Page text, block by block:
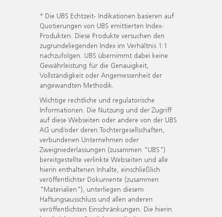
* Die UBS Echtzeit- Indikationen basieren auf
Quotierungen von UBS emittierten Index-
Produkten. Diese Produkte versuchen den
zugrundeliegenden Index im Verhältnis 1:1
nachzufolgen. UBS übernimmt dabei keine
Gewährleistung für die Genauigkeit,
Vollständigkeit oder Angemessenheit der
angewandten Methodik.
Wichtige rechtliche und regulatorische
Informationen. Die Nutzung und der Zugriff
auf diese Webseiten oder andere von der UBS
AG und/oder deren Tochtergesellschaften,
verbundenen Unternehmen oder
Zweigniederlassungen (zusammen "UBS")
bereitgestellte verlinkte Webseiten und alle
hierin enthaltenen Inhalte, einschließlich
veröffentlichter Dokumente (zusammen
"Materialien"), unterliegen diesem
Haftungsausschluss und allen anderen
veröffentlichten Einschränkungen. Die hierin